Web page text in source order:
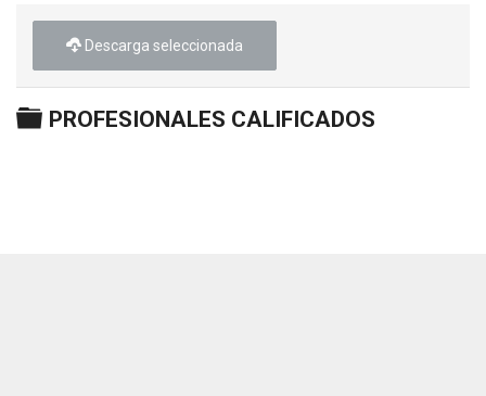
Descarga seleccionada
Carpeta
PROFESIONALES CALIFICADOS